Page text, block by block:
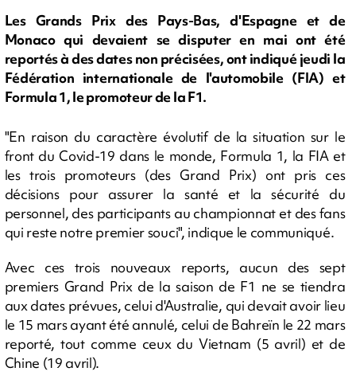
Les Grands Prix des Pays-Bas, d'Espagne et de
Monaco qui devaient se disputer en mai ont été
reportés à des dates non précisées, ont indiqué jeudi la
Fédération internationale de l'automobile (FIA) et
Formula 1, le promoteur de la F1.
"En raison du caractère évolutif de la situation sur le
front du Covid-19 dans le monde, Formula 1, la FIA et
les trois promoteurs (des Grand Prix) ont pris ces
décisions pour assurer la santé et la sécurité du
personnel, des participants au championnat et des fans
qui reste notre premier souci", indique le communiqué.
Avec ces trois nouveaux reports, aucun des sept
premiers Grand Prix de la saison de F1 ne se tiendra
aux dates prévues, celui d'Australie, qui devait avoir lieu
le 15 mars ayant été annulé, celui de Bahreïn le 22 mars
reporté, tout comme ceux du Vietnam (5 avril) et de
Chine (19 avril).